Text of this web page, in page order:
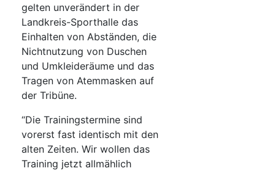
gelten unverändert in der
Landkreis-Sporthalle das
Einhalten von Abständen, die
Nichtnutzung von Duschen
und Umkleideräume und das
Tragen von Atemmasken auf
der Tribüne.
“Die Trainingstermine sind
vorerst fast identisch mit den
alten Zeiten. Wir wollen das
Training jetzt allmählich